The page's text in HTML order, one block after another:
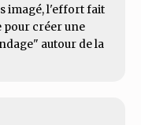
imagé, l'effort fait
pour créer une
autour de la